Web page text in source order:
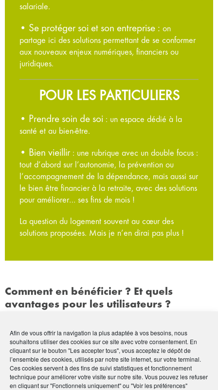
Afin de vous offrir la navigation la plus adaptée à vos besoins, nous
souhaitons utiliser des cookies sur ce site avec votre consentement. En
cliquant sur le bouton "Les accepter tous", vous acceptez le dépôt de
l’ensemble des cookies, utilisés par notre site internet, sur votre terminal.
Ces cookies servent à des fins de suivi statistiques et fonctionnement
technique pour améliorer votre visite sur notre site. Vous pouvez les refuser
en cliquant sur "Fonctionnels uniquement" ou "Voir les préférences"
salariale.
• Se protéger soi et son entreprise : on
partage ici des solutions permettant de se conformer
aux nouveaux enjeux numériques, financiers ou
juridiques.
POUR LES PARTICULIERS
• Prendre soin de soi : un espace dédié à la
santé et au bien-être.
• Bien vieillir : une rubrique avec un double focus :
tout d’abord sur l’autonomie, la prévention ou
l’accompagnement de la dépendance, mais aussi sur
le bien être financier à la retraite, avec des solutions
pour améliorer… ses fins de mois !
La question du logement souvent au cœur des
solutions proposées. Mais je n’en dirai pas plus !
Comment en bénéficier ? Et quels
avantages pour les utilisateurs ?
dédiée à la démarche «Les Trouvailles de Pat’».
Les offres et les avantages sont accessibles directement, sans
inscription et le plus souvent sans condition.